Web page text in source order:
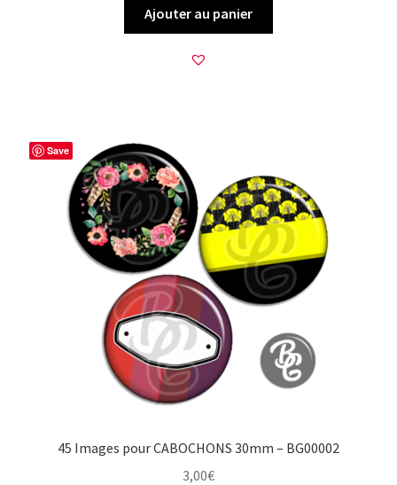
Ajouter au panier
Save
45 Images pour CABOCHONS 30mm – BG00002
3,00€